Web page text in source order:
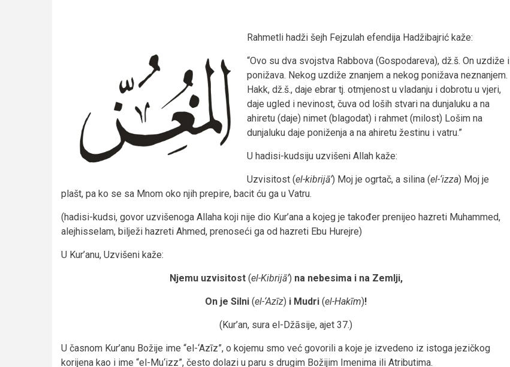
Rahmetli hadži šejh Fejzulah efendija Hadžibajrić kaže:
“Ovo su dva svojstva Rabbova (Gospodareva), dž.š. On uzdiže i
ponižava. Nekog uzdiže znanjem a nekog ponižava neznanjem.
Hakk, dž.š., daje ebrar tj. otmjenost u vladanju i dobrotu u vjeri,
daje ugled i nevinost, čuva od loših stvari na dunjaluku a na
ahiretu (daje) nimet (blagodat) i rahmet (milost) Lošim na
dunjaluku daje poniženja a na ahiretu žestinu i vatru.”
U hadisi-kudsiju uzvišeni Allah kaže:
Uzvisitost (el-kibrijā’) Moj je ogrtač, a silina (el-‘izza) Moj je
plašt, pa ko se sa Mnom oko njih prepire, bacit ću ga u Vatru.
(hadisi-kudsi, govor uzvišenoga Allaha koji nije dio Kur’ana a kojeg je također prenijeo hazreti Muhammed,
alejhisselam, bilježi hazreti Ahmed, prenoseći ga od hazreti Ebu Hurejre)
U Kur’anu, Uzvišeni kaže:
Njemu uzvisitost(el-Kibrijā’)na nebesima i na Zemlji,
On je Silni (el-‘Azīz) i Mudri (el-Hakīm)!
(Kur’an, sura el-Džāsije, ajet 37.)
U časnom Kur’anu Božije ime “el-‘Azīz”, o kojemu smo već govorili a koje je izvedeno iz istoga jezičkog
korijena kao i ime “el-Mu‘izz”, često dolazi u paru s drugim Božijim Imenima ili Atributima.